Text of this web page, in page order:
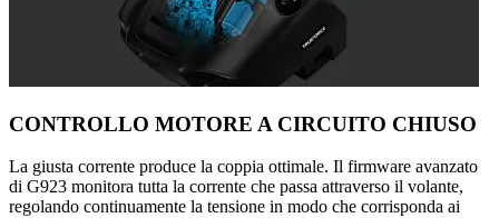
CONTROLLO MOTORE A CIRCUITO CHIUSO
La giusta corrente produce la coppia ottimale. Il firmware avanzato
di G923 monitora tutta la corrente che passa attraverso il volante,
regolando continuamente la tensione in modo che corrisponda ai